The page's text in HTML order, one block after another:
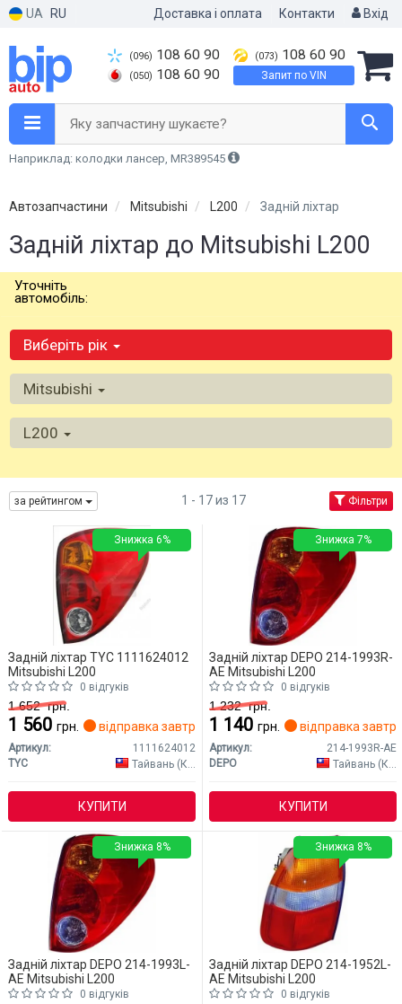
UA RU Доставка і оплата Контакти Вхід
(096) 108 60 90
(050) 108 60 90
(073) 108 60 90
Запит по VIN
Яку запчастину шукаєте?
Наприклад: колодки лансер, MR389545
Автозапчастини Mitsubishi L200 Задній ліхтар
Задній ліхтар до Mitsubishi L200
Уточніть
автомобіль:
Виберіть рік
Mitsubishi
L200
за рейтингом 1 - 17 из 17 Фільтри
Задній ліхтар TYC 1111624012
Mitsubishi L200
0 відгуків
1 652грн.
1 560 грн. відправка завтра
Артикул:
1111624012
TYC
Тайвань (Китай)
КУПИТИ
Знижка 6%
Задній ліхтар DEPO 214-1993R-
AE Mitsubishi L200
0 відгуків
1 232грн.
1 140 грн. відправка
Артикул:
214-1993R-AE
DEPO
Тайвань (Китай)
КУПИТИ
Знижка 7%
Задній ліхтар DEPO 214-1993L-
AE Mitsubishi L200
0 відгуків
Знижка 8%
Задній ліхтар DEPO 214-1952L-
AE Mitsubishi L200
0 відгуків
Знижка 8%